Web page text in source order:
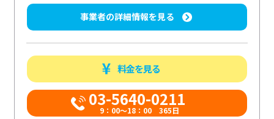
事業者の詳細情報を見る
料金を見る
03-5640-0211
9：00～18：00 365日